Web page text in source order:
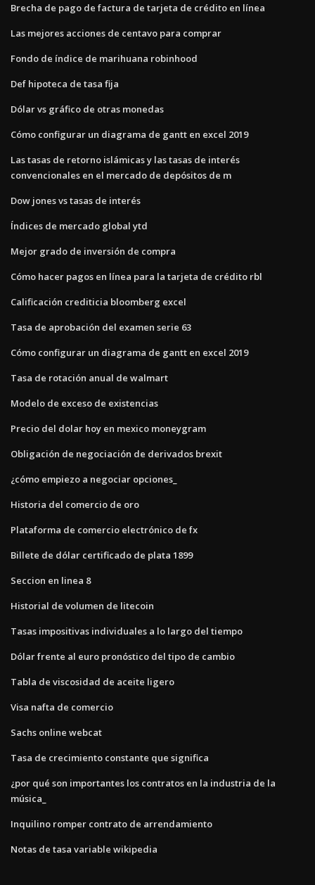
Brecha de pago de factura de tarjeta de crédito en línea
Las mejores acciones de centavo para comprar
Fondo de índice de marihuana robinhood
Def hipoteca de tasa fija
Dólar vs gráfico de otras monedas
Cómo configurar un diagrama de gantt en excel 2019
Las tasas de retorno islámicas y las tasas de interés
convencionales en el mercado de depósitos de m
Dow jones vs tasas de interés
Índices de mercado global ytd
Mejor grado de inversión de compra
Cómo hacer pagos en línea para la tarjeta de crédito rbl
Calificación crediticia bloomberg excel
Tasa de aprobación del examen serie 63
Cómo configurar un diagrama de gantt en excel 2019
Tasa de rotación anual de walmart
Modelo de exceso de existencias
Precio del dolar hoy en mexico moneygram
Obligación de negociación de derivados brexit
¿cómo empiezo a negociar opciones_
Historia del comercio de oro
Plataforma de comercio electrónico de fx
Billete de dólar certificado de plata 1899
Seccion en linea 8
Historial de volumen de litecoin
Tasas impositivas individuales a lo largo del tiempo
Dólar frente al euro pronóstico del tipo de cambio
Tabla de viscosidad de aceite ligero
Visa nafta de comercio
Sachs online webcat
Tasa de crecimiento constante que significa
¿por qué son importantes los contratos en la industria de la
música_
Inquilino romper contrato de arrendamiento
Notas de tasa variable wikipedia